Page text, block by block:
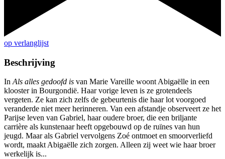
op verlanglijst
Beschrijving
InAls alles gedoofd is van Marie Vareille woont Abigaëlle in een
klooster in Bourgondië. Haar vorige leven is ze grotendeels
vergeten. Ze kan zich zelfs de gebeurtenis die haar lot voorgoed
veranderde niet meer herinneren. Van een afstandje observeert ze het
Parijse leven van Gabriel, haar oudere broer, die een briljante
carrière als kunstenaar heeft opgebouwd op de ruïnes van hun
jeugd. Maar als Gabriel vervolgens Zoé ontmoet en smoorverliefd
wordt, maakt Abigaëlle zich zorgen. Alleen zij weet wie haar broer
werkelijk is...